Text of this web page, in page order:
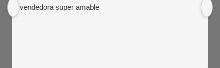
vendedora super amable